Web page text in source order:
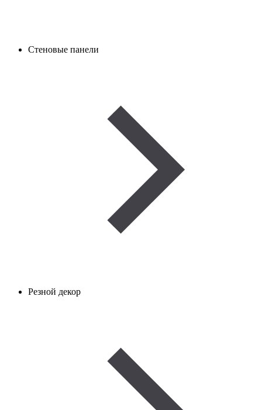
Стеновые панели
Резной декор